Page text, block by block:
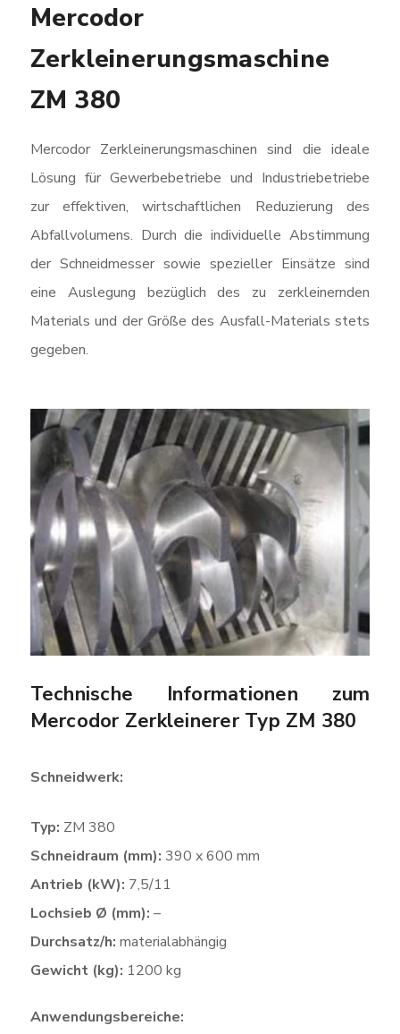
Mercodor
Zerkleinerungsmaschine
ZM 380
Mercodor Zerkleinerungsmaschinen sind die ideale
Lösung für Gewerbebetriebe und Industriebetriebe
zur effektiven, wirtschaftlichen Reduzierung des
Abfallvolumens. Durch die individuelle Abstimmung
der Schneidmesser sowie spezieller Einsätze sind
eine Auslegung bezüglich des zu zerkleinernden
Materials und der Größe des Ausfall-Materials stets
gegeben.
Technische Informationen zum
Mercodor Zerkleinerer Typ ZM 380
Schneidwerk:
Typ: ZM 380
Schneidraum (mm): 390 x 600 mm
Antrieb (kW): 7,5/11
Lochsieb Ø (mm): –
Durchsatz/h: materialabhängig
Gewicht (kg): 1200 kg
Anwendungsbereiche: